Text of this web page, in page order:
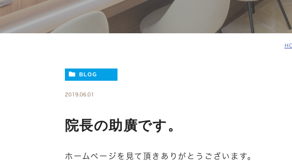
BLOG
2019.06.01
院長の助廣です。
ホームページを見て頂きありがとうございます。